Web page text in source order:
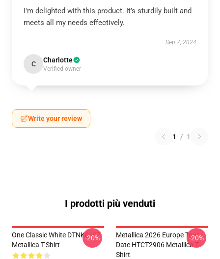
I'm delighted with this product. It’s sturdily built and
meets all my needs effectively.
Sep 7, 2024
C Charlotte
Verified owner
Write your review
1 / 1
I prodotti più venduti
One Classic White DTNK0107
Metallica T-Shirt
-20%
Metallica 2026 Europe Tour
Date HTCT2906 Metallica T-
Shirt
-20%